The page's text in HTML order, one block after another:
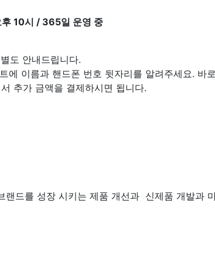
10시 / 365일 운영 중
도 안내드립니다.
에 이름과 핸드폰 번호 뒷자리를 알려주세요. 바
추가 금액을 결제하시면 됩니다.
랜드를 성장 시키는 제품 개선과 신제품 개발과